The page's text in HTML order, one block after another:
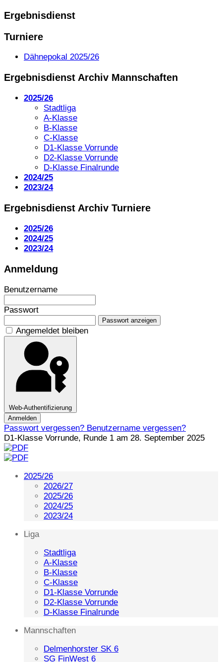
Ergebnisdienst
Turniere
Dähnepokal 2025/26
Ergebnisdienst Archiv Mannschaften
2025/26
Stadtliga
A-Klasse
B-Klasse
C-Klasse
D1-Klasse Vorrunde
D2-Klasse Vorrunde
D-Klasse Finalrunde
2024/25
2023/24
Ergebnisdienst Archiv Turniere
2025/26
2024/25
2023/24
Anmeldung
Benutzername
Passwort
Passwort anzeigen
Angemeldet bleiben
Web-Authentifizierung
Anmelden
Passwort vergessen? Benutzername vergessen?
D1-Klasse Vorrunde, Runde 1 am 28. September 2025
2025/26
2026/27
2025/26
2024/25
2023/24
Liga
Stadtliga
A-Klasse
B-Klasse
C-Klasse
D1-Klasse Vorrunde
D2-Klasse Vorrunde
D-Klasse Finalrunde
Mannschaften
Delmenhorster SK 6
SG FinWest 6